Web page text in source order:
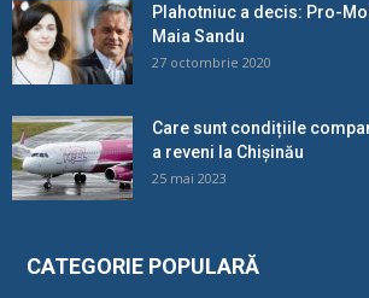
Plahotniuc a decis: Pro-
Maia Sandu
27 octombrie 2020
Care sunt condițiile
a reveni la Chișinău
25 mai 2023
CATEGORIE POPULARĂ